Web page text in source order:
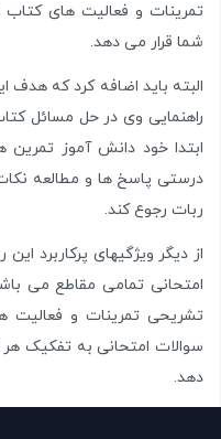
تمرینات و فعالیت های کتاب
شما قرار می دهد.
البته باید اضافه کرد که
راهنمایی وی در حل مسائل
ابتدا خود دانش آموز
درستی پاسخ ها و مطالعه
ربات رجوع کند.
از دیگر ویژگیهای پرکاربرد
امتحانی تمامی مقاطع می
تشریحی تمرینات و فعالیت
سوالات امتحانی به تفکیک هر
دهد.